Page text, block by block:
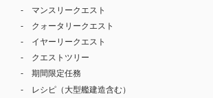
マンスリークエスト
クォータリークエスト
イヤーリークエスト
クエストツリー
期間限定任務
レシピ（大型艦建造含む）